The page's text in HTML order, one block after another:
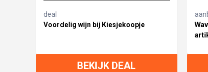
deal
Voordelig wijn bij Kiesjekoopje
BEKIJK DEAL